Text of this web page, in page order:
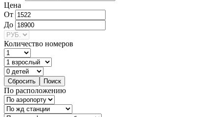
Цена
От
До
Количество номеров
По расположению